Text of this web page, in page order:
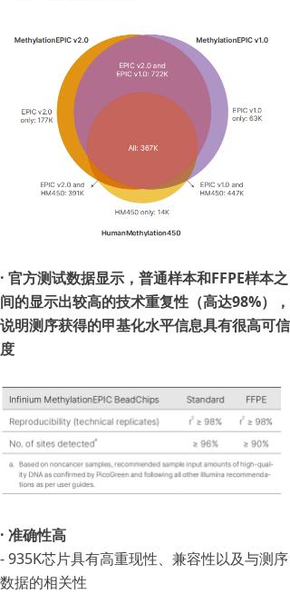
· 官方测试数据显示，普通样本和FFPE样本之
间的显示出较高的技术重复性（高达98%），
说明测序获得的甲基化水平信息具有很高可信
度
· 准确性高
- 935K芯片具有高重现性、兼容性以及与测序
数据的相关性